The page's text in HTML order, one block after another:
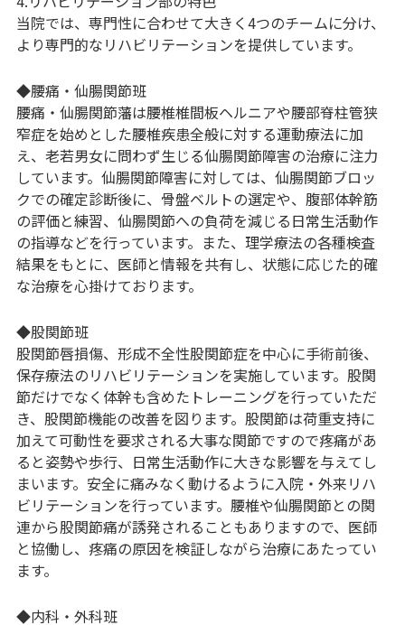
当院では、専門性に合わせて大きく4つのチームに分け、
より専門的なリハビリテーションを提供しています。
◆腰痛・仙腸関節班
腰痛・仙腸関節藩は腰椎椎間板ヘルニアや腰部脊柱管狭
窄症を始めとした腰椎疾患全般に対する運動療法に加
え、老若男女に問わず生じる仙腸関節障害の治療に注力
しています。仙腸関節障害に対しては、仙腸関節ブロッ
クでの確定診断後に、骨盤ベルトの選定や、腹部体幹筋
の評価と練習、仙腸関節への負荷を減じる日常生活動作
の指導などを行っています。また、理学療法の各種検査
結果をもとに、医師と情報を共有し、状態に応じた的確
な治療を心掛けております。
◆股関節班
股関節唇損傷、形成不全性股関節症を中心に手術前後、
保存療法のリハビリテーションを実施しています。股関
節だけでなく体幹も含めたトレーニングを行っていただ
き、股関節機能の改善を図ります。股関節は荷重支持に
加えて可動性を要求される大事な関節ですので疼痛があ
ると姿勢や歩行、日常生活動作に大きな影響を与えてし
まいます。安全に痛みなく動けるように入院・外来リハ
ビリテーションを行っています。腰椎や仙腸関節との関
連から股関節痛が誘発されることもありますので、医師
と協働し、疼痛の原因を検証しながら治療にあたってい
ます。
◆内科・外科班